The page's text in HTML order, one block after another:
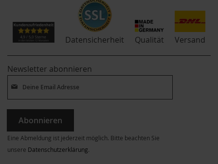
Datensicherheit Qualität Versand
Newsletter abonnieren
Abonnieren
Eine Abmeldung ist jederzeit möglich. Bitte beachten Sie
unsere Datenschutzerklärung.